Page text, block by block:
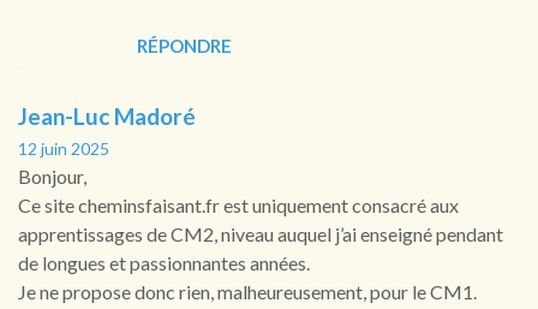
RÉPONDRE
Jean-Luc Madoré
12 juin 2025
Bonjour,
Ce site cheminsfaisant.fr est uniquement consacré aux
apprentissages de CM2, niveau auquel j’ai enseigné pendant
de longues et passionnantes années.
Je ne propose donc rien, malheureusement, pour le CM1.